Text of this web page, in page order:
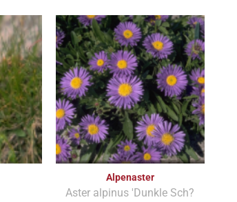
Alpenaster
Aster alpinus 'Dunkle Sch?